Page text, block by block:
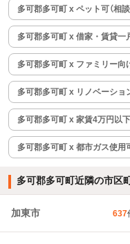
多可郡多可町 x ペット可（相談
多可郡多可町 x 借家・賃貸一
多可郡多可町 x ファミリー向
多可郡多可町 x リノベーショ
多可郡多可町 x 家賃4万円以下
多可郡多可町 x 都市ガス使用
多可郡多可町近隣の市区
加東市 637